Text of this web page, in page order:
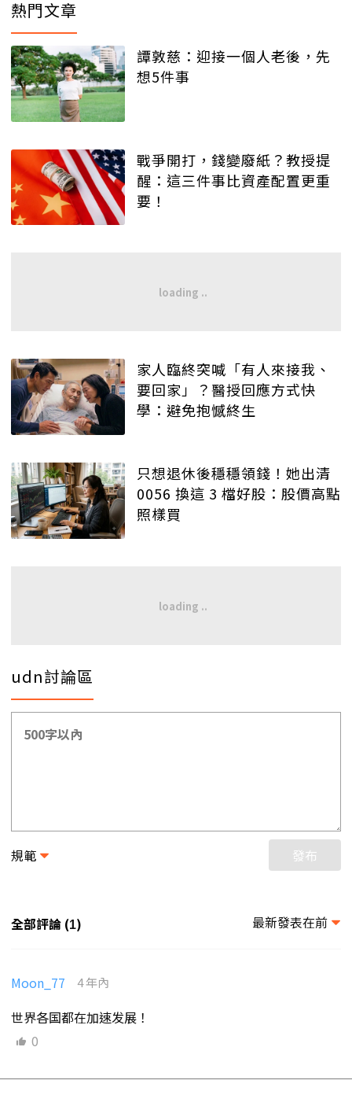
熱門文章
譚敦慈：迎接一個人老後，先
想5件事
戰爭開打，錢變廢紙？教授提
醒：這三件事比資產配置更重
要！
家人臨終突喊「有人來接我、
要回家」？醫授回應方式快
學：避免抱憾終生
只想退休後穩穩領錢！她出清
0056 換這 3 檔好股：股價高點
照樣買
udn討論區
規範 發布
全部評論 (1) 最新發表在前
Moon_77 4 年內
世界各国都在加速发展！
0